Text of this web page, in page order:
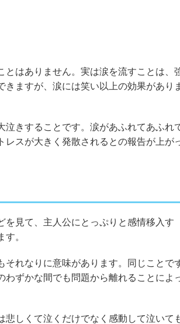
とはありません。実は涙を流すことは、
きますが、涙には笑い以上の効果があり
泣きすることです。涙があふれてあふれ
レスが大きく発散されるとの報告が上が
見て、主人公にとっぷりと感情移入す
。
それなりに意味があります。同じことで
わずかな間でも問題から離れることによ
悲しくて泣くだけでなく感動して泣いて